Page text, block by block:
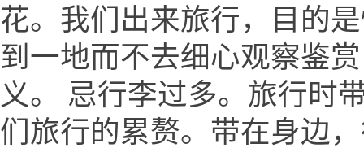
花。我们出来旅行，目的
到一地而不去细心观察鉴
义。 忌行李过多。旅行时
们旅行的累赘。带在身边